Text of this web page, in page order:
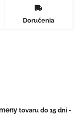
Doručenia
tovaru do 15 dní -